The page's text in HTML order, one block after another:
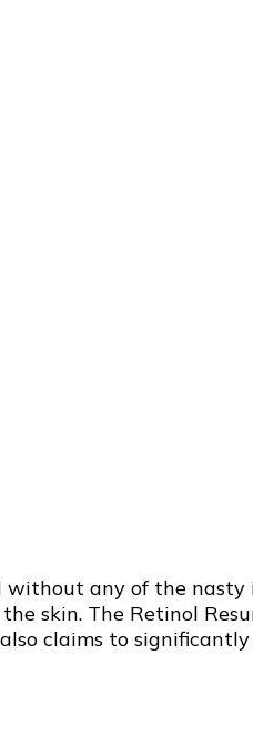
any of the
skin. The Retinol
claims to